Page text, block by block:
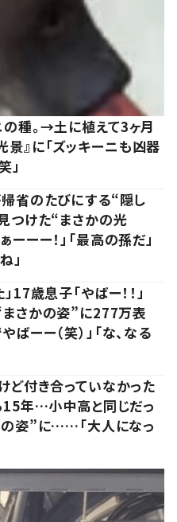
種。→土に植えて3ヶ月
』に「ズッキーニも凶器
」
省のたびにする“隠し
つけた“まさかの光
ーー！」「最高の孫だ」
」
17歳息子「やばー！！」
さかの姿”に277万表
ばーー（笑）」「な、なる
ど付き合っていなかった
15年…小中高と同じだっ
姿”に……「大人になっ